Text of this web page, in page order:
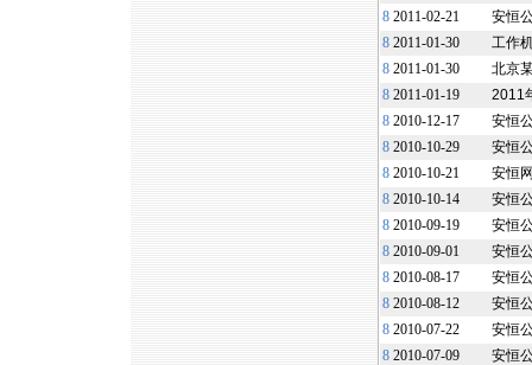
8 2011-02-21
安恒
8 2011-01-30
工作
8 2011-01-30
北京
8 2011-01-19
2011
8 2010-12-17
安恒
8 2010-10-29
安恒
8 2010-10-21
安恒
8 2010-10-14
安恒
8 2010-09-19
安恒
8 2010-09-01
安恒
8 2010-08-17
安恒
8 2010-08-12
安恒
8 2010-07-22
安恒
8 2010-07-09
安恒